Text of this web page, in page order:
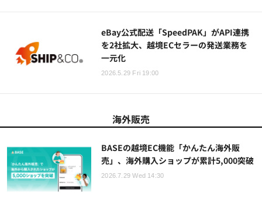
eBay公式配送「SpeedPAK」がAPI連携
を2社拡大、越境ECセラーの発送業務を
一元化
2026.5.29 Fri 19:00
海外販売
BASEの越境EC機能「かんたん海外販
売」、海外購入ショップが累計5,000突破
2026.7.29 Wed 14:30